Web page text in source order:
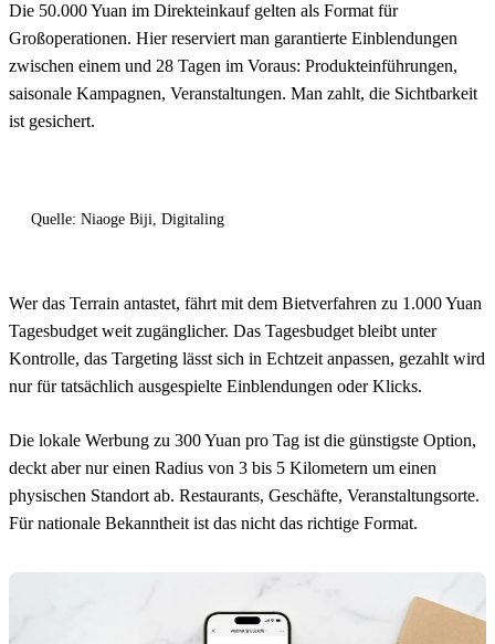
Die 50.000 Yuan im Direkteinkauf gelten als Format für
Großoperationen. Hier reserviert man garantierte Einblendungen
zwischen einem und 28 Tagen im Voraus: Produkteinführungen,
saisonale Kampagnen, Veranstaltungen. Man zahlt, die Sichtbarkeit
ist gesichert.
Quelle: Niaoge Biji, Digitaling
Wer das Terrain antastet, fährt mit dem Bietverfahren zu 1.000 Yuan
Tagesbudget weit zugänglicher. Das Tagesbudget bleibt unter
Kontrolle, das Targeting lässt sich in Echtzeit anpassen, gezahlt wird
nur für tatsächlich ausgespielte Einblendungen oder Klicks.
Die lokale Werbung zu 300 Yuan pro Tag ist die günstigste Option,
deckt aber nur einen Radius von 3 bis 5 Kilometern um einen
physischen Standort ab. Restaurants, Geschäfte, Veranstaltungsorte.
Für nationale Bekanntheit ist das nicht das richtige Format.